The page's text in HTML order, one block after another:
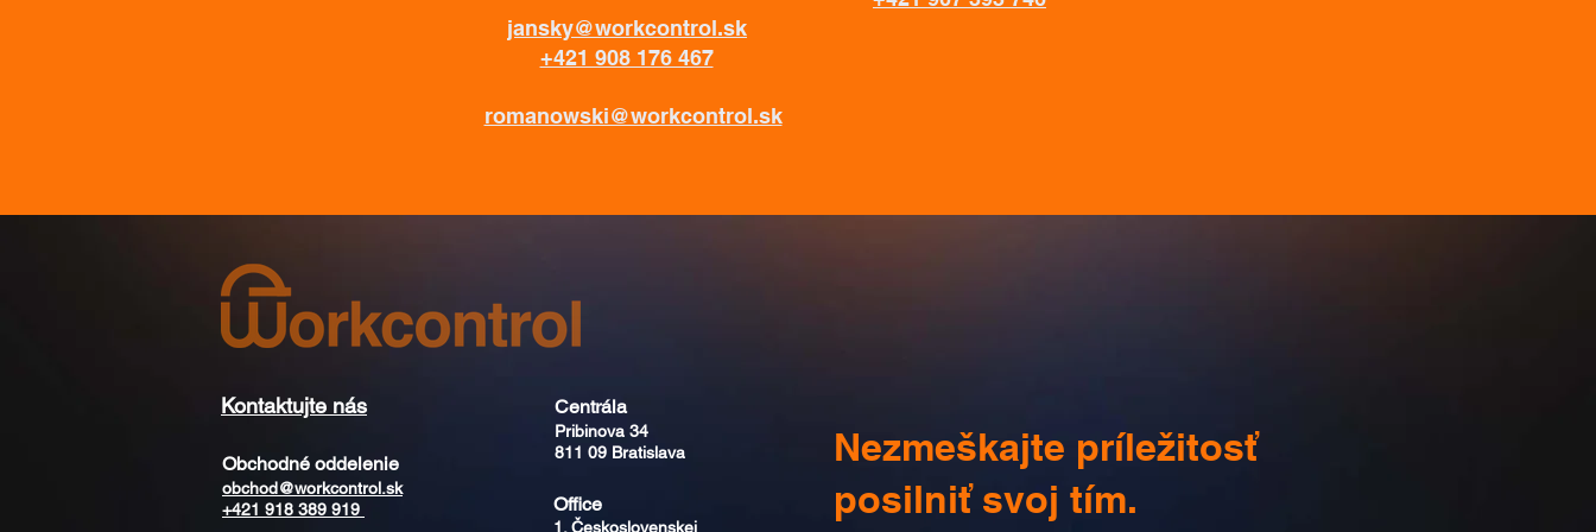
jansky@workcontrol.sk
+421 908 176 467
romanowski@workcontrol.sk
Kontaktujte nás
Obchodné oddelenie
obchod@workcontrol.sk
+421 918 389 919
Centrála
Pribinova 34
811 09 Bratislava
Office​​
1. Československej
Nezmeškajte príležitosť
posilniť svoj tím.